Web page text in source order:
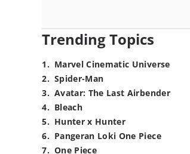
Trending Topics
1. Marvel Cinematic Universe
2. Spider-Man
3. Avatar: The Last Airbender
4. Bleach
5. Hunter x Hunter
6. Pangeran Loki One Piece
7. One Piece